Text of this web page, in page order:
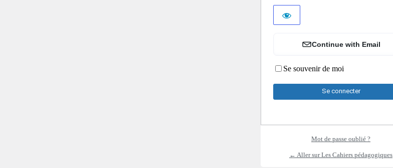
Continue with Email
Se souvenir de moi
Mot de passe oublié ?
← Aller sur Les Cahiers pédagogiques